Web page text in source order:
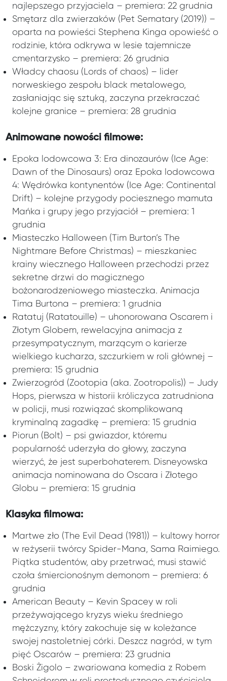
najlepszego przyjaciela – premiera: 22 grudnia
Smętarz dla zwierzaków (Pet Sematary (2019)) –
oparta na powieści Stephena Kinga opowieść o
rodzinie, która odkrywa w lesie tajemnicze
cmentarzysko – premiera: 26 grudnia
Władcy chaosu (Lords of chaos) – lider
norweskiego zespołu black metalowego,
zasłaniając się sztuką, zaczyna przekraczać
kolejne granice – premiera: 28 grudnia
Animowane nowości filmowe:
Epoka lodowcowa 3: Era dinozaurów (Ice Age:
Dawn of the Dinosaurs) oraz Epoka lodowcowa
4: Wędrówka kontynentów (Ice Age: Continental
Drift) – kolejne przygody pociesznego mamuta
Mańka i grupy jego przyjaciół – premiera: 1
grudnia
Miasteczko Halloween (Tim Burton’s The
Nightmare Before Christmas) – mieszkaniec
krainy wiecznego Halloween przechodzi przez
sekretne drzwi do magicznego
bożonarodzeniowego miasteczka. Animacja
Tima Burtona – premiera: 1 grudnia
Ratatuj (Ratatouille) – uhonorowana Oscarem i
Złotym Globem, rewelacyjna animacja z
przesympatycznym, marzącym o karierze
wielkiego kucharza, szczurkiem w roli głównej –
premiera: 15 grudnia
Zwierzogród (Zootopia (aka. Zootropolis)) – Judy
Hops, pierwsza w historii króliczyca zatrudniona
w policji, musi rozwiązać skomplikowaną
kryminalną zagadkę – premiera: 15 grudnia
Piorun (Bolt) – psi gwiazdor, któremu
popularność uderzyła do głowy, zaczyna
wierzyć, że jest superbohaterem. Disneyowska
animacja nominowana do Oscara i Złotego
Globu – premiera: 15 grudnia
Klasyka filmowa:
Martwe zło (The Evil Dead (1981)) – kultowy horror
w reżyserii twórcy Spider-Mana, Sama Raimiego.
Piątka studentów, aby przetrwać, musi stawić
czoła śmiercionośnym demonom – premiera: 6
grudnia
American Beauty – Kevin Spacey w roli
przeżywającego kryzys wieku średniego
mężczyzny, który zakochuje się w koleżance
swojej nastoletniej córki. Deszcz nagród, w tym
pięć Oscarów – premiera: 23 grudnia
Boski Żigolo – zwariowana komedia z Robem